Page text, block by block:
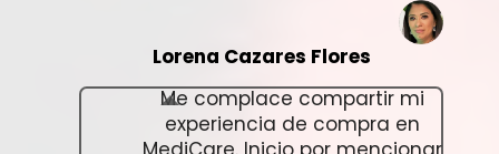
Lorena Cazares Flores
Me complace compartir mi
experiencia de compra en